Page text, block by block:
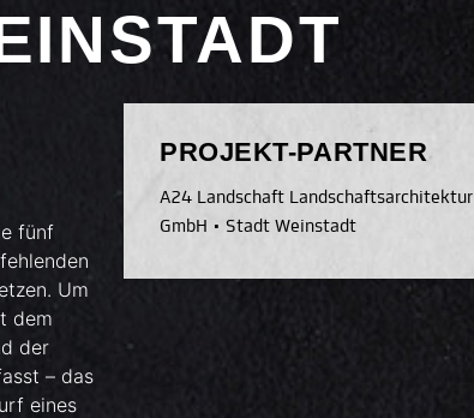
fünf
Um
dem
der
– das
eines
PROJEKT-PARTNER
A24 Landschaft Landschaftsarchitektur
GmbH • Stadt Weinstadt